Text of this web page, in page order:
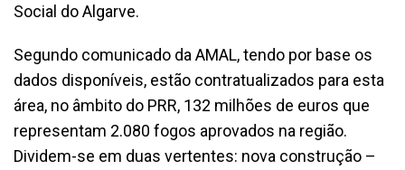
Social do Algarve.
Segundo comunicado da AMAL, tendo por base os
dados disponíveis, estão contratualizados para esta
área, no âmbito do PRR, 132 milhões de euros que
representam 2.080 fogos aprovados na região.
Dividem-se em duas vertentes: nova construção –